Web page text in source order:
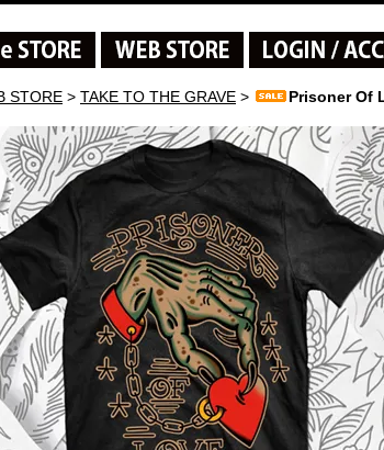
STORE > TAKE TO THE GRAVE > Prisoner Of